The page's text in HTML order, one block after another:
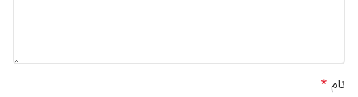
نام *